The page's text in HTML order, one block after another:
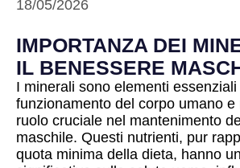
18/05/2026
IMPORTANZA DEI
IL BENESSERE
I minerali sono elementi
funzionamento del corpo umano e
ruolo cruciale nel mantenimento
maschile. Questi nutrienti, pur
quota minima della dieta, hanno